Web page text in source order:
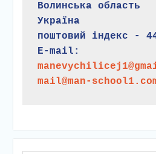
Волинська область
Україна
поштовий індекс -
E-mail:
mail@man-